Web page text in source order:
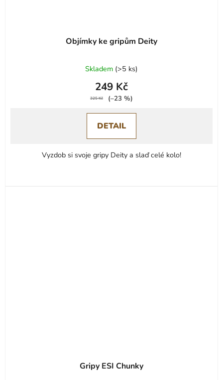
Objímky ke gripům Deity
hodnocení
produktu
je
0,0
z
5
hvězdiček.
Skladem (>5 ks)
249 Kč
325 Kč (–23 %)
DETAIL
Vyzdob si svoje gripy Deity a slaď celé kolo!
Gripy ESI Chunky